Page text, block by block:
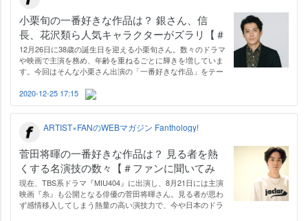
小栗旬の一番好きな作品は？ 銀さん、信
長、花沢類ら人気キャラクターがズラリ【＃
ファンに聞いてみた】
12月26日に38歳の誕生日を迎える小栗旬さん。数々のドラマ
映画で主演を務め、年齢を重ねるごとに輝きを増していま
す。今回はそんな小栗さん出演の「一番好きな作品」をテー
の高い声が多く集まりました。 ※物語の内容に触れる描写が
ありますのでご注意ください※ORI…
2020-12-25 17:15
ARTIST×FANのWEBマガジン Fanthology!
菅田将暉の一番好きな作品は？ 見る者を熱
くする名演技の数々【＃ファンに聞いてみ
た】
現在、TBS系ドラマ『MIU404』に出演し、8月21日には主演
映画『糸』も公開となる俳優の菅田将暉さん。見る者が思わ
ず感情移入してしまう熱量の高い演技力で、今や日本のドラ